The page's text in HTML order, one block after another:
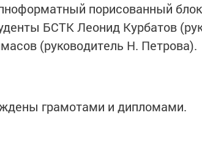
порисованный
БСТК Леонид Курбатов
(руководитель Н. Петрова).
грамотами и дипломами.